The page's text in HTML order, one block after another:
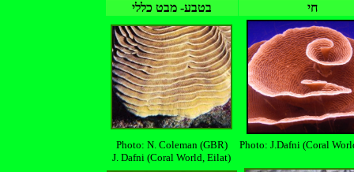
בטבע- מבט כללי
חי
Photo: N. Coleman (GBR)
J. Dafni (Coral World, Eilat)
Photo: J.Dafni (Coral